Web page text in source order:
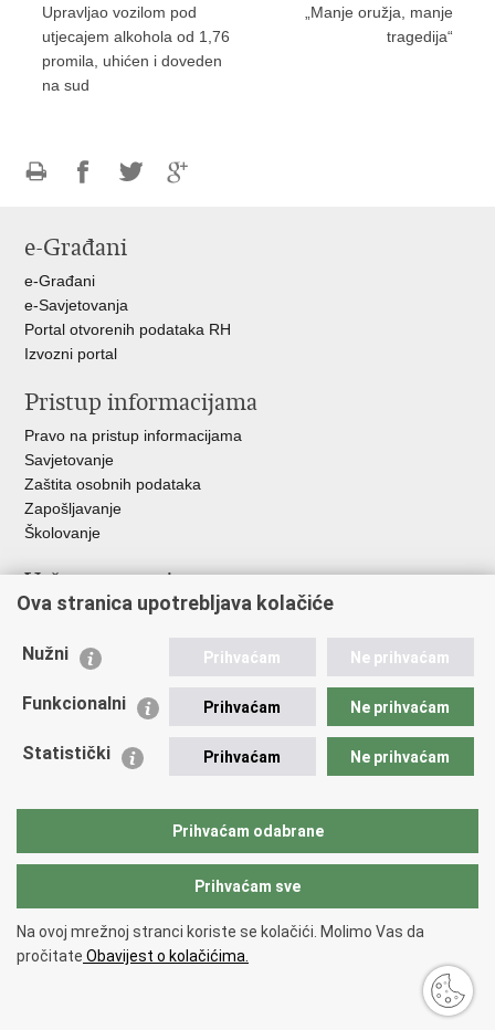
Upravljao vozilom pod
utjecajem alkohola od 1,76
promila, uhićen i doveden
na sud
„Manje oružja, manje
tragedija“
FacebookuTwitteru
e-Građani
e-Građani
e-Savjetovanja
Portal otvorenih podataka RH
Izvozni portal
Pristup informacijama
Pravo na pristup informacijama
Savjetovanje
Zaštita osobnih podataka
Zapošljavanje
Školovanje
Važne poveznice
Ministarstvo unutarnjih poslova
Udruge
Policijska akademija
Zaklada policijske solidarnosti
Vučetić"
Copyright © 2026 Policijska uprava šibensko-kninska.
Izjava o pristupačnosti.
Ova stranica upotrebljava kolačiće
Nužni Prihvaćam Ne prihvaćam
Funkcionalni Prihvaćam Ne prihvaćam
Statistički Prihvaćam Ne prihvaćam
Prihvaćam odabrane
Prihvaćam sve
Na ovoj mrežnoj stranci koriste se kolačići. Molimo Vas da
pročitate Obavijest o kolačićima.